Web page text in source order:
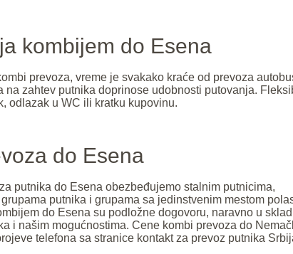
kombijem do Esena
prevoza, vreme je svakako kraće od prevoza
na zahtev putnika doprinose udobnosti putovanja.
odlazak u WC ili kratku kupovinu.
do Esena
putnika do Esena obezbeđujemo stalnim putnicima,
putnika i grupama sa jedinstvenim mestom
do Esena su podložne dogovoru, naravno u
i našim mogućnostima. Cene kombi prevoza do
telefona sa stranice kontakt za prevoz putnika